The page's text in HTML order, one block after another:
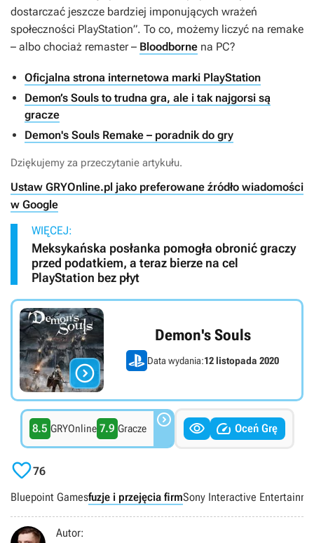
dostarczać jeszcze bardziej imponujących wrażeń
społeczności PlayStation”. To co, możemy liczyć na remake
– albo chociaż remaster – Bloodborne na PC?
Oficjalna strona internetowa marki PlayStation
Demon’s Souls to trudna gra, ale i tak najgorsi są
gracze
Demon's Souls Remake – poradnik do gry
Dziękujemy za przeczytanie artykułu.
Ustaw GRYOnline.pl jako preferowane źródło wiadomości
w Google
WIĘCEJ:
Meksykańska posłanka pomogła obronić graczy
przed podatkiem, a teraz bierze na cel
PlayStation bez płyt

Demon's Souls
Data wydania:12 listopada 2020
8.5 GRYOnline 7.9 Gracze    Oceń Grę
76
Bluepoint Gamesfuzje i przejęcia firmSony Interactive
Autor: